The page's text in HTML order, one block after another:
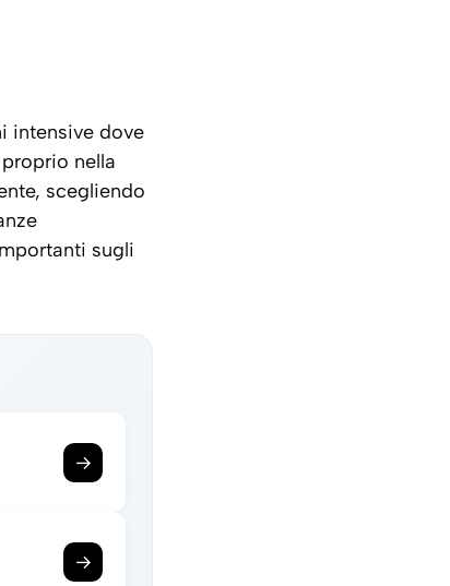
intensive dove
nella
scegliendo
sugli
→
→